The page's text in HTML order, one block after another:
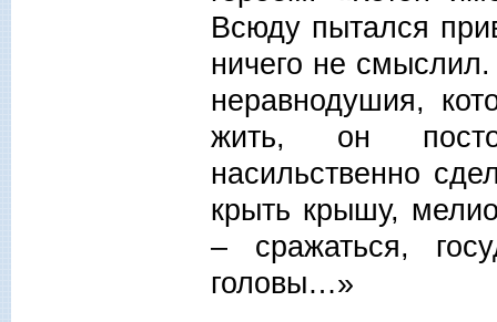
Всюду пытался
ничего не
неравнодушия,
жить, он
насильственно
крыть крышу,
– сражаться,
головы…»